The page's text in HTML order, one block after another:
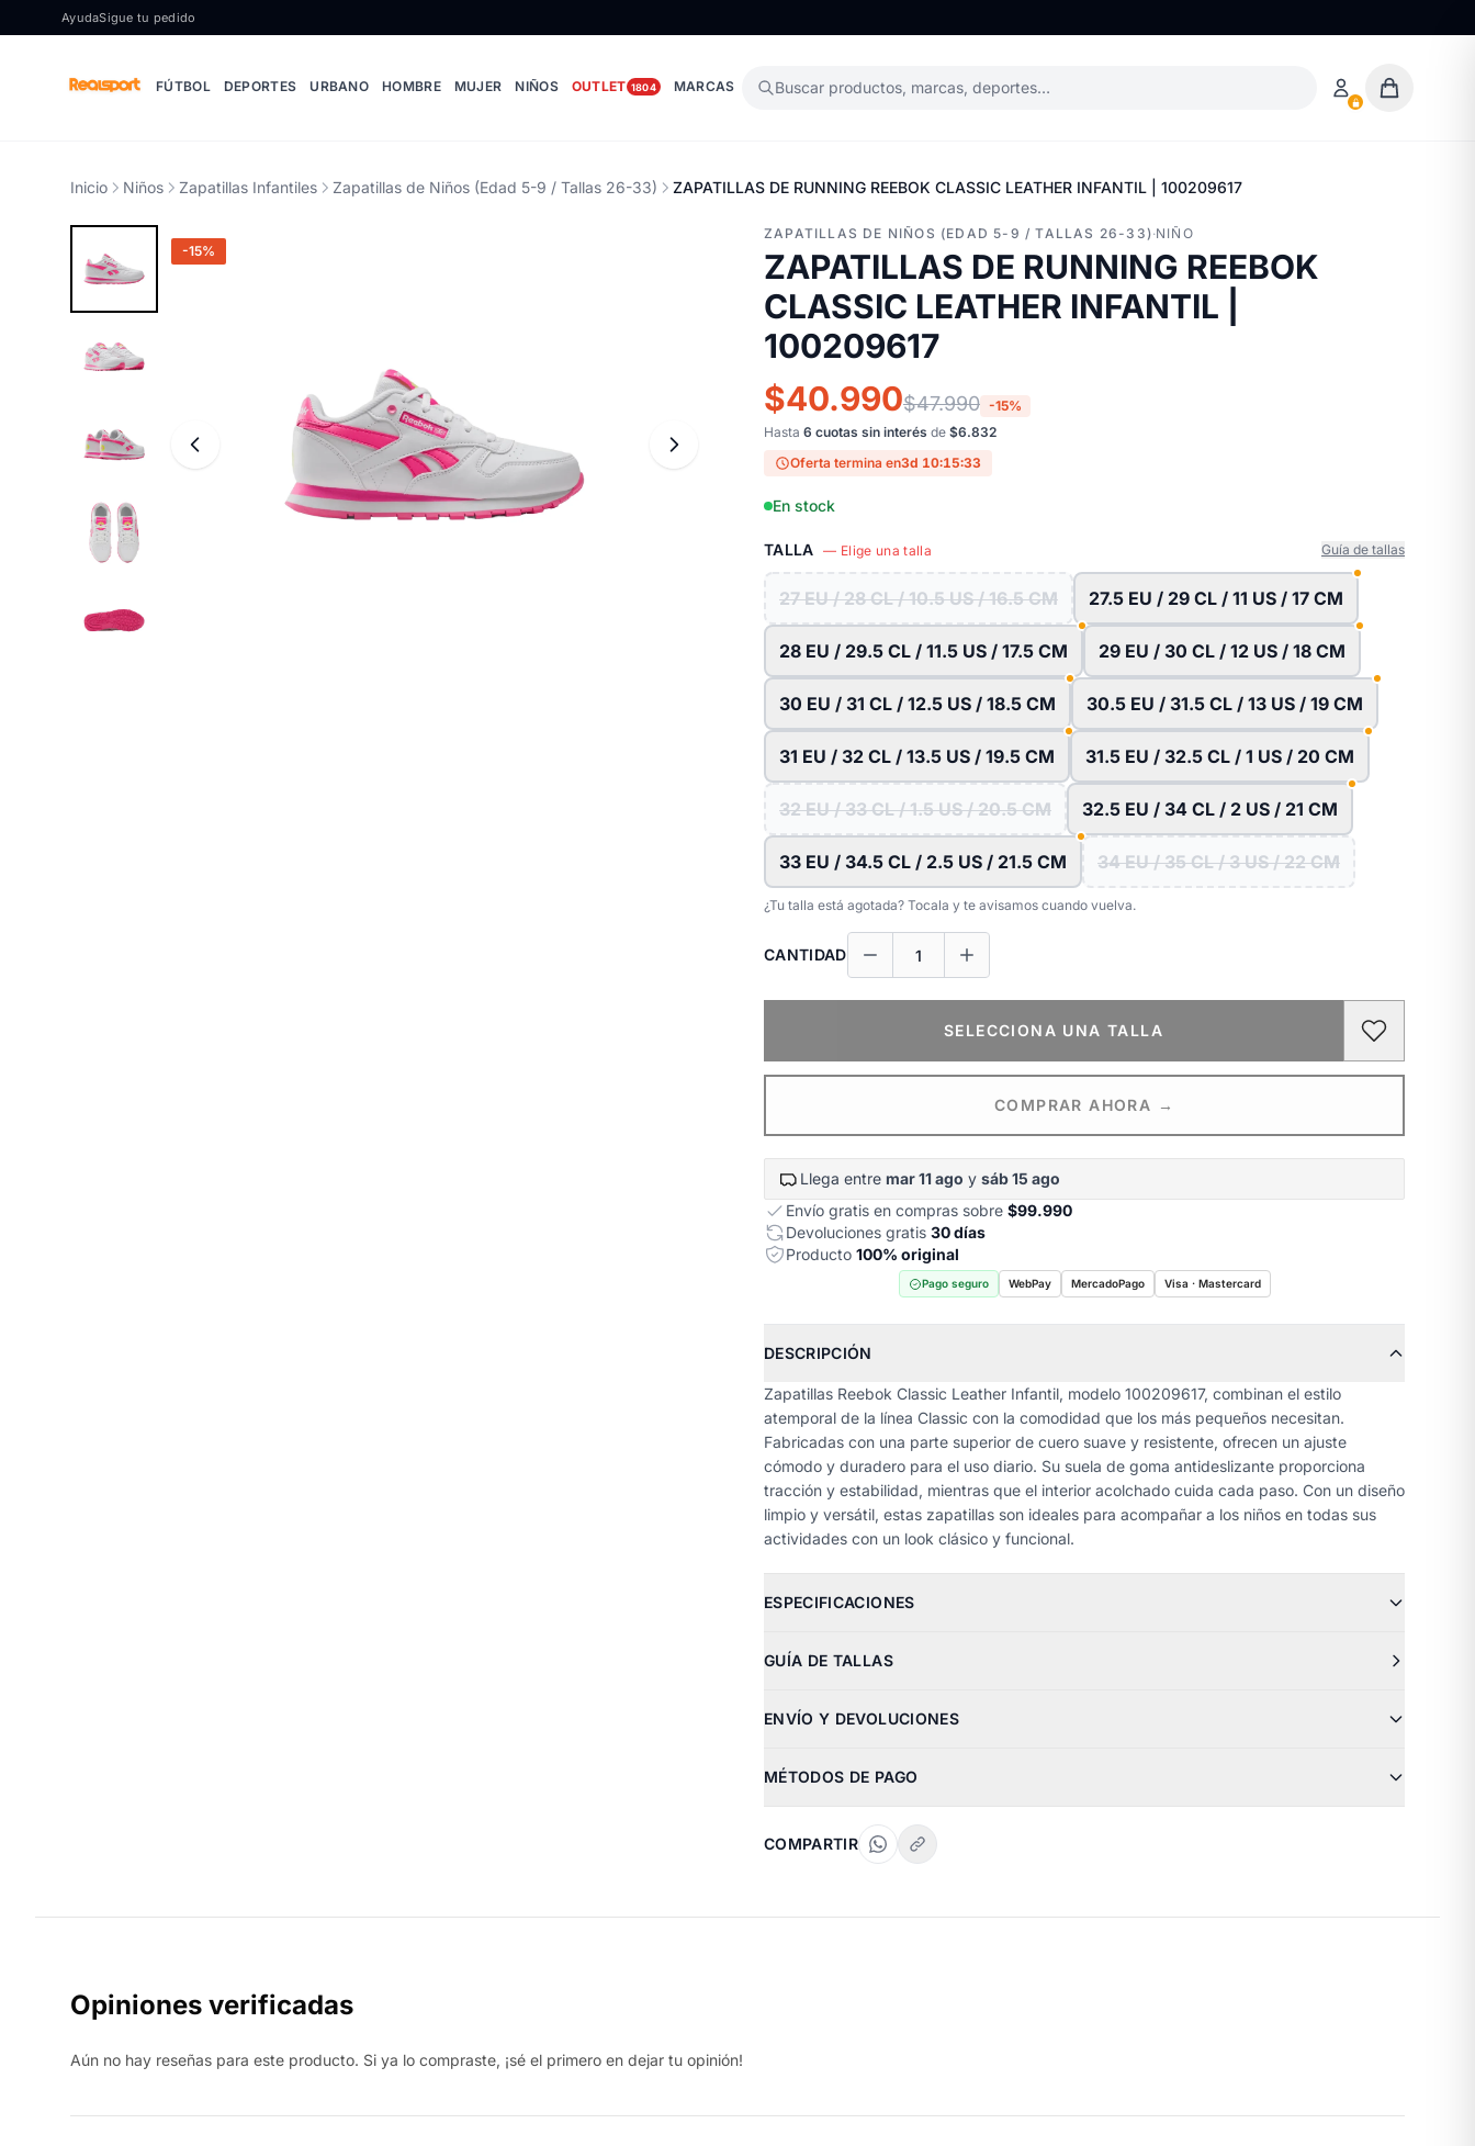
Ir al contenido
AyudaSigue tu pedido
FÚTBOL DEPORTES URBANO HOMBRE MUJER NIÑOS OUTLET 1804 MARCAS Buscar productos, marcas, deportes…
Inicio Niños Zapatillas Infantiles Zapatillas de Niños (Edad 5-9 / Tallas 26-33) ZAPATILLAS DE RUNNING REEBOK CLASSIC LEATHER INFANTIL | 100209617
-15%
ZAPATILLAS DE NIÑOS (EDAD 5-9 / TALLAS 26-33)·NIÑO
ZAPATILLAS DE RUNNING REEBOK
CLASSIC LEATHER INFANTIL |
100209617
$40.990$47.990 -15%
Hasta 6 cuotas sin interés de $6.832
Oferta termina en3d 10:15:32
En stock
TALLA — Elige una talla Guía de tallas
27 EU / 28 CL / 10.5 US / 16.5 CM 27.5 EU / 29 CL / 11 US / 17 CM
28 EU / 29.5 CL / 11.5 US / 17.5 CM 29 EU / 30 CL / 12 US / 18 CM
30 EU / 31 CL / 12.5 US / 18.5 CM 30.5 EU / 31.5 CL / 13 US / 19 CM
31 EU / 32 CL / 13.5 US / 19.5 CM 31.5 EU / 32.5 CL / 1 US / 20 CM
32 EU / 33 CL / 1.5 US / 20.5 CM 32.5 EU / 34 CL / 2 US / 21 CM
33 EU / 34.5 CL / 2.5 US / 21.5 CM 34 EU / 35 CL / 3 US / 22 CM
¿Tu talla está agotada? Tocala y te avisamos cuando vuelva.
CANTIDAD
SELECCIONA UNA TALLA
COMPRAR AHORA →
Llega entre mar 11 ago y sáb 15 ago
Envío gratis en compras sobre $99.990
Devoluciones gratis 30 días
Producto 100% original
Pago seguro WebPay MercadoPago Visa · Mastercard
DESCRIPCIÓN
Zapatillas Reebok Classic Leather Infantil, modelo 100209617, combinan el estilo
atemporal de la línea Classic con la comodidad que los más pequeños necesitan.
Fabricadas con una parte superior de cuero suave y resistente, ofrecen un ajuste
cómodo y duradero para el uso diario. Su suela de goma antideslizante proporciona
tracción y estabilidad, mientras que el interior acolchado cuida cada paso. Con un diseño
limpio y versátil, estas zapatillas son ideales para acompañar a los niños en todas sus
actividades con un look clásico y funcional.
ESPECIFICACIONES
GUÍA DE TALLAS
ENVÍO Y DEVOLUCIONES
MÉTODOS DE PAGO
COMPARTIR
Opiniones verificadas
Aún no hay reseñas para este producto. Si ya lo compraste, ¡sé el primero en dejar tu opinión!